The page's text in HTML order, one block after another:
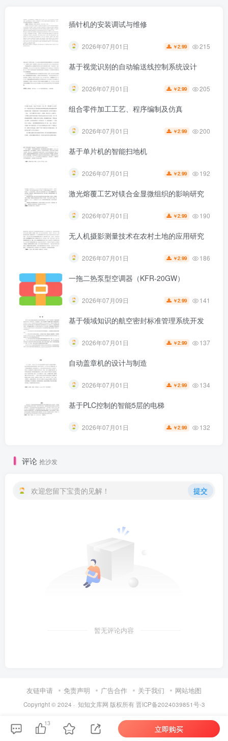
第4页 / 共70页
第5页 / 共70页
第6页 / 共70页
插针机的安装调试与维修
2026年07月01日 ￥2.99 215
基于视觉识别的自动输送线控制系统设计
2026年07月01日 ￥2.99 205
组合零件加工工艺、程序编制及仿真
2026年07月01日 ￥2.99 200
基于单片机的智能扫地机
2026年07月01日 ￥2.99 192
激光熔覆工艺对镁合金显微组织的影响研究
2026年07月01日 ￥2.99 190
无人机摄影测量技术在农村土地的应用研究
2026年07月01日 ￥2.99 186
一拖二热泵型空调器（KFR-20GW）
2026年07月09日 ￥2.99 141
基于领域知识的航空密封标准管理系统开发
2026年07月01日 ￥2.99 137
自动盖章机的设计与制造
2026年07月01日 ￥2.99 134
基于PLC控制的智能5层的电梯
2026年07月01日 ￥2.99 132
评论 抢沙发
欢迎您留下宝贵的见解！ 提交
暂无评论内容
友链申请 免责声明 广告合作 关于我们 网站地图
Copyright © 2024 · 知知文库网 版权所有晋ICP备2024039851号-3
13
立即购买